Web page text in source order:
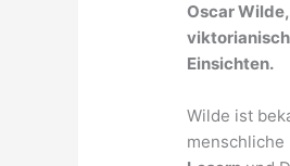
Oscar
Einsichten.
Wilde ist
menschliche